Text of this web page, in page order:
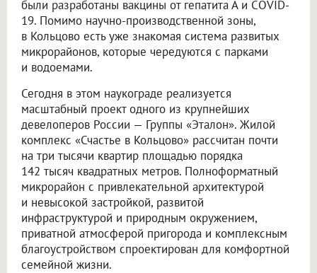
были разработаны вакцины от гепатита А и COVID-
19. Помимо научно-производственной зоны,
в Кольцово есть уже знакомая система развитых
микрорайонов, которые чередуются с парками
и водоемами.
Сегодня в этом наукограде реализуется
масштабный проект одного из крупнейших
девелоперов России — Группы «Эталон». Жилой
комплекс «Счастье в Кольцово» рассчитан почти
на три тысячи квартир площадью порядка
142 тысяч квадратных метров. Полноформатный
микрорайон с привлекательной архитектурой
и невысокой застройкой, развитой
инфраструктурой и природным окружением,
приватной атмосферой пригорода и комплексным
благоустройством спроектирован для комфортной
семейной жизни.